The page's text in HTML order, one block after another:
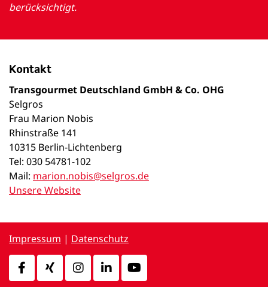
berücksichtigt.
Kontakt
Transgourmet Deutschland GmbH & Co. OHG
Selgros
Frau Marion Nobis
Rhinstraße 141
10315 Berlin-Lichtenberg
Tel: 030 54781-102
Mail: marion.nobis@selgros.de
Unsere Website
Impressum | Datenschutz